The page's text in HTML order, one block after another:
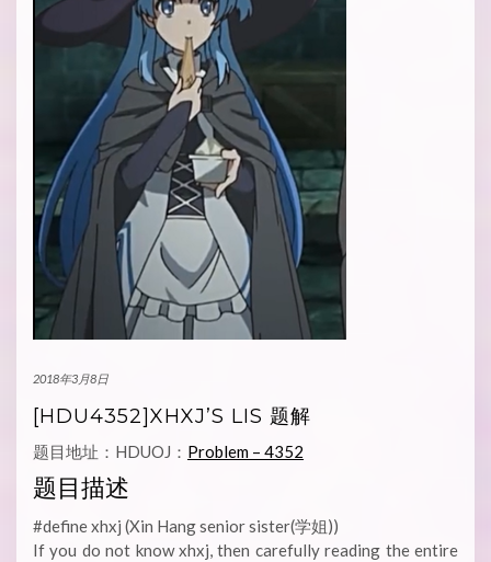
2018年3月8日
[HDU4352]XHXJ’S LIS 题解
题目地址：HDUOJ： Problem – 4352
题目描述
#define xhxj (Xin Hang senior sister(学姐))
If you do not know xhxj, then carefully reading the entire